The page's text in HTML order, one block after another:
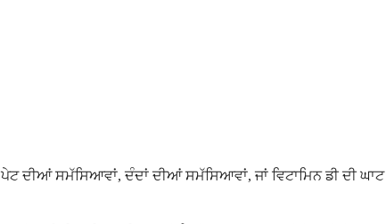
ਦੀਆਂ ਸਮੱਸਿਆਵਾਂ, ਦੰਦਾਂ ਦੀਆਂ ਸਮੱਸਿਆਵਾਂ, ਜਾਂ ਵਿਟਾਮਿਨ ਡੀ ਦੀ ਘਾਟ